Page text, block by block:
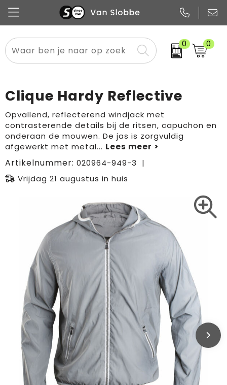
0 0
Alle categorieën
Snoep
Promo
Pennen
Notitieboekjes
Papier
Flessen
Glazen en karaffen
Merken
Meest gekozen
Sportkleding
Overig textiel
Boodschappen- en draagtassen
Sport & vrije tijd
Rugzakken
Clique Hardy Reflective
Opvallend, reflecterend windjack met
contrasterende details bij de ritsen, capuchon en
onderaan de mouwen. De jas is zorgvuldig
afgewerkt met metal...
Artikelnummer: 020964-949-3
Vrijdag 21 augustus in huis